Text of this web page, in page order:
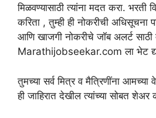
मिळवण्यासाठी त्यांना मदत करा. भरती
करिता , तुम्ही ही नोकरीची अधिसूचना
आणि खाजगी नोकरीचे जॉब अलर्ट साठी
Marathijobseekar.com ला भेट
तुमच्या सर्व मित्र व मैत्रिणींना आमच्या
ही जाहिरात देखील त्यांच्या सोबत शेअर